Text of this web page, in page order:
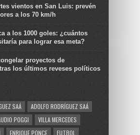
vientos en San Luis: prevén
a los 70 km/h
a los 1000 goles: ¿cuántos
para lograr esa meta?
proyectos de
los últimos reveses políticos
SAÁ
ADOLFO RODRÍGUEZ SAÁ
POGGI
VILLA MERCEDES
ENRIQUE PONCE
FUTBOL